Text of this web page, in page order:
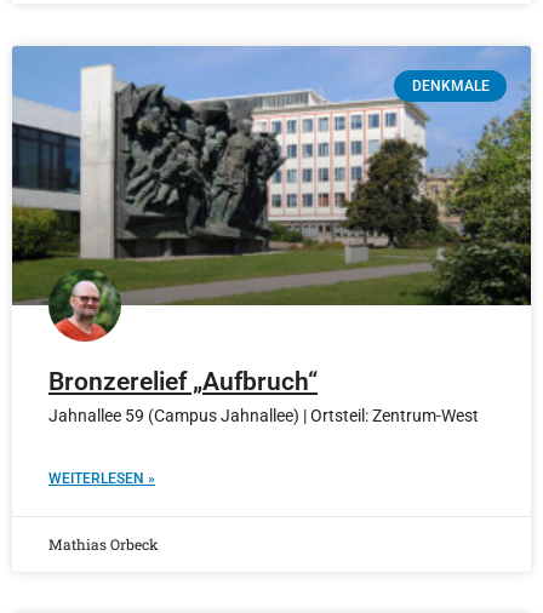
DENKMALE
Bronzerelief „Aufbruch“
Jahnallee 59 (Campus Jahnallee) | Ortsteil: Zentrum-West
WEITERLESEN »
Mathias Orbeck